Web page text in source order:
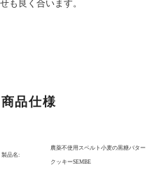
も良く合います。
商品仕様
製品名:
農薬不使用スペルト小麦の黒糖バター
クッキーSEMBE